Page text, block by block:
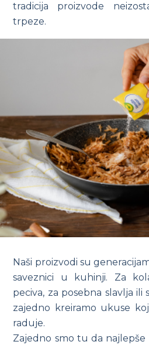
tradicija proizvode
trpeze.
Naši proizvodi su
saveznici u kuhinji. Za
peciva, za posebna slavlja ili
zajedno kreiramo ukuse
raduje.
Zajedno smo tu da